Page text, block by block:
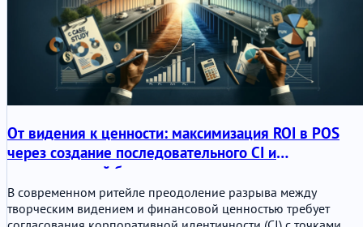
От видения к ценности: максимизация ROI в POS
через создание последовательного CI и
стратегический брендинг
В современном ритейле преодоление разрыва между
творческим видением и финансовой ценностью требует